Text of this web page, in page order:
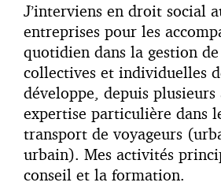
J’interviens en droit social
entreprises pour les
quotidien dans la gestion
collectives et individuelles
développe, depuis plusieurs
expertise particulière dans
transport de voyageurs
urbain). Mes activités
conseil et la formation.